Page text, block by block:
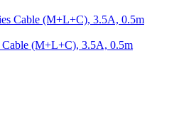
Cable (M+L+C), 3.5A, 0.5m